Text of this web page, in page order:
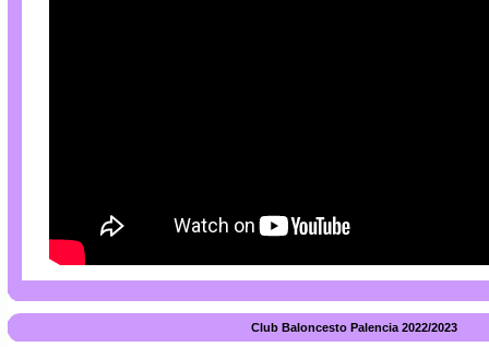
Club Baloncesto Palencia 2022/